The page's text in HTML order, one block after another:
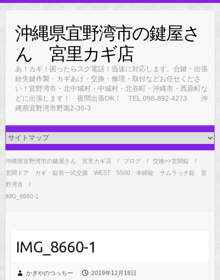
content沖縄県宜野湾市の鍵屋さ
ん 宮里カギ店
あ！カギ！困ったらスグ電話！迅速に対応します。合鍵・出張
紛失鍵作製・カギあけ・交換・修理・取付などお任せくださ
い！宜野湾市・北中城村・中城村・北谷町・沖縄市・西原町な
どに出張します！ 夜間出張OK！ TEL.098-892-4273 沖
縄県宜野湾市野嵩2-35-3
沖縄県宜野湾市の鍵屋さん 宮里カギ店 ブログ
交換>>玄関錠
玄関ドア カギ・錠前一式交換 WEST 5500 本締錠 サムラッチ錠 宜
野湾市
IMG_8660-1
IMG_8660-1
かぎやのつっちー 2019年12月18日